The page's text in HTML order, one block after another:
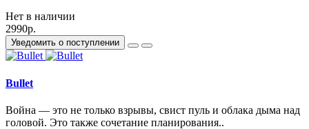
Нет в наличии
2990р.
Уведомить о поступлении
Bullet
Война — это не только взрывы, свист пуль и облака дыма над
головой. Это также сочетание планирования..